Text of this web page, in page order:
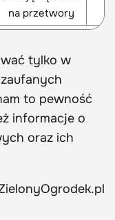
na przetwory
tylko w
to pewność
informacje o
oraz ich